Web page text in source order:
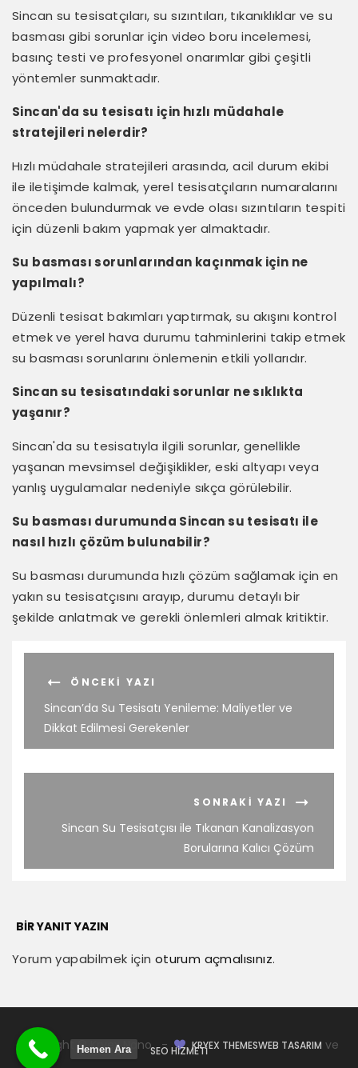
Sincan su tesisatçıları, su sızıntıları, tıkanıklıklar ve su
basması gibi sorunlar için video boru incelemesi,
basınç testi ve profesyonel onarımlar gibi çeşitli
yöntemler sunmaktadır.
Sincan'da su tesisatı için hızlı müdahale
stratejileri nelerdir?
Hızlı müdahale stratejileri arasında, acil durum ekibi
ile iletişimde kalmak, yerel tesisatçıların numaralarını
önceden bulundurmak ve evde olası sızıntıların tespiti
için düzenli bakım yapmak yer almaktadır.
Su basması sorunlarından kaçınmak için ne
yapılmalı?
Düzenli tesisat bakımları yaptırmak, su akışını kontrol
etmek ve yerel hava durumu tahminlerini takip etmek
su basması sorunlarını önlemenin etkili yollarıdır.
Sincan su tesisatındaki sorunlar ne sıklıkta
yaşanır?
Sincan'da su tesisatıyla ilgili sorunlar, genellikle
yaşanan mevsimsel değişiklikler, eski altyapı veya
yanlış uygulamalar nedeniyle sıkça görülebilir.
Su basması durumunda Sincan su tesisatı ile
nasıl hızlı çözüm bulunabilir?
Su basması durumunda hızlı çözüm sağlamak için en
yakın su tesisatçısını arayıp, durumu detaylı bir
şekilde anlatmak ve gerekli önlemleri almak kritiktir.
ÖNCEKI YAZI
Sincan’da Su Tesisatı Yenileme: Maliyetler ve
Dikkat Edilmesi Gerekenler
SONRAKI YAZI
Sincan Su Tesisatçısı ile Tıkanan Kanalizasyon
Borularına Kalıcı Çözüm
BIR YANIT YAZIN
Yorum yapabilmek için oturum açmalısınız.
Copyright © Kryex Nano - KRYEX THEMESWEB TASARIM ve
SEO HIZMETI
Hemen Ara